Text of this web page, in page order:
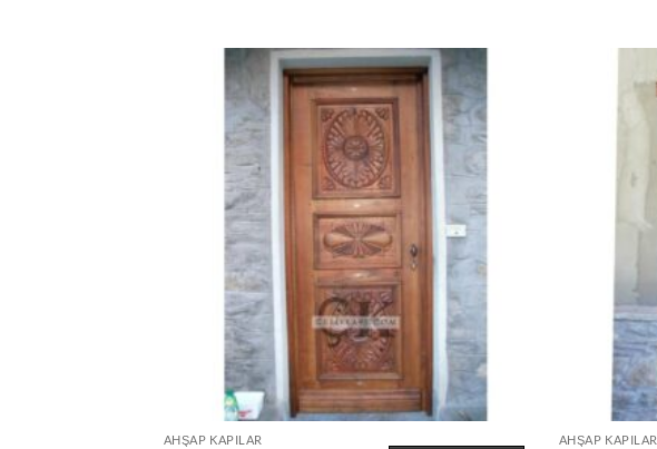
AHŞAP KAPILAR AHŞAP KAPILAR